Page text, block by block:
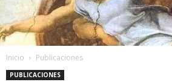
Alabaster
Inicio Publicaciones
PUBLICACIONES